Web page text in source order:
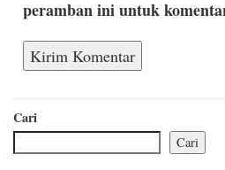
peramban ini untuk
Cari
Cari